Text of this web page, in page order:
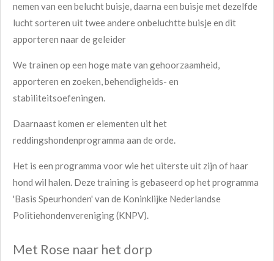
nemen van een belucht buisje, daarna een buisje met dezelfde
lucht sorteren uit twee andere onbeluchtte buisje en dit
apporteren naar de geleider
We trainen op een hoge mate van gehoorzaamheid,
apporteren en zoeken, behendigheids- en
stabiliteitsoefeningen.
Daarnaast komen er elementen uit het
reddingshondenprogramma aan de orde.
Het is een programma voor wie het uiterste uit zijn of haar
hond wil halen. Deze training is gebaseerd op het programma
'Basis Speurhonden' van de Koninklijke Nederlandse
Politiehondenvereniging (KNPV).
Met Rose naar het dorp